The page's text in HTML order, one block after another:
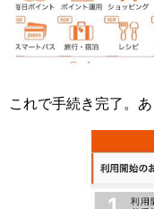
これで手続き完了。